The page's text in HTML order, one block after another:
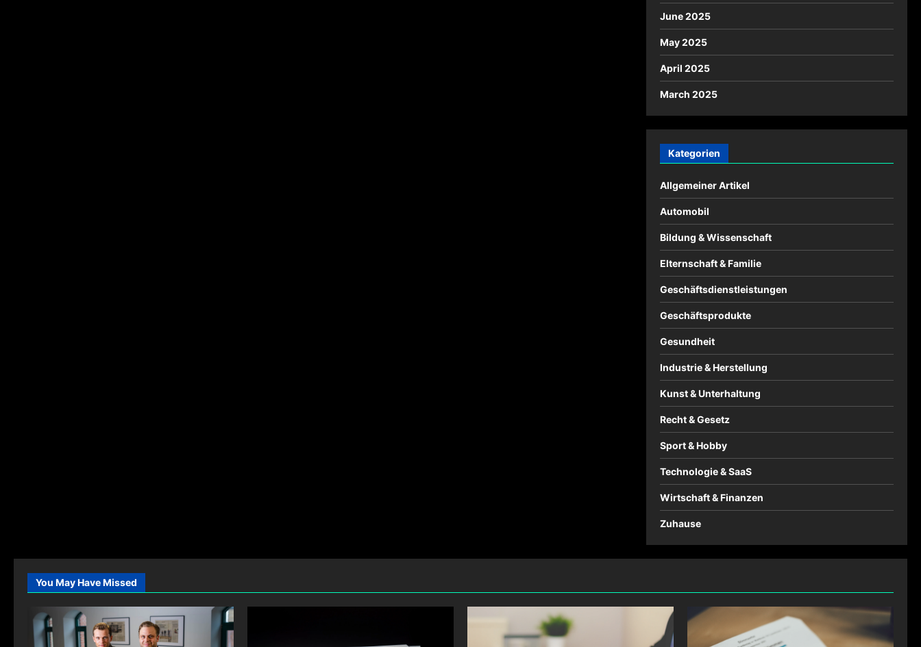
June 2025
May 2025
April 2025
March 2025
Kategorien
Allgemeiner Artikel
Automobil
Bildung & Wissenschaft
Elternschaft & Familie
Geschäftsdienstleistungen
Geschäftsprodukte
Gesundheit
Industrie & Herstellung
Kunst & Unterhaltung
Recht & Gesetz
Sport & Hobby
Technologie & SaaS
Wirtschaft & Finanzen
Zuhause
You May Have Missed